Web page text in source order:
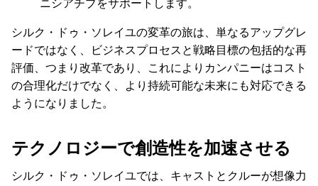
ニシアチブをサポートします。
シルク・ドゥ・ソレイユの変革の旅は、単なるアップグレ
ードではなく、ビジネスプロセスと戦略目標の包括的な再
評価、つまり改革であり、これによりカンパニーはコスト
の合理化だけでなく、より持続可能な未来にも対応できる
ようになりました。
テクノロジーで創造性を加速させる
シルク・ドゥ・ソレイユでは、キャストとクルーが想像力